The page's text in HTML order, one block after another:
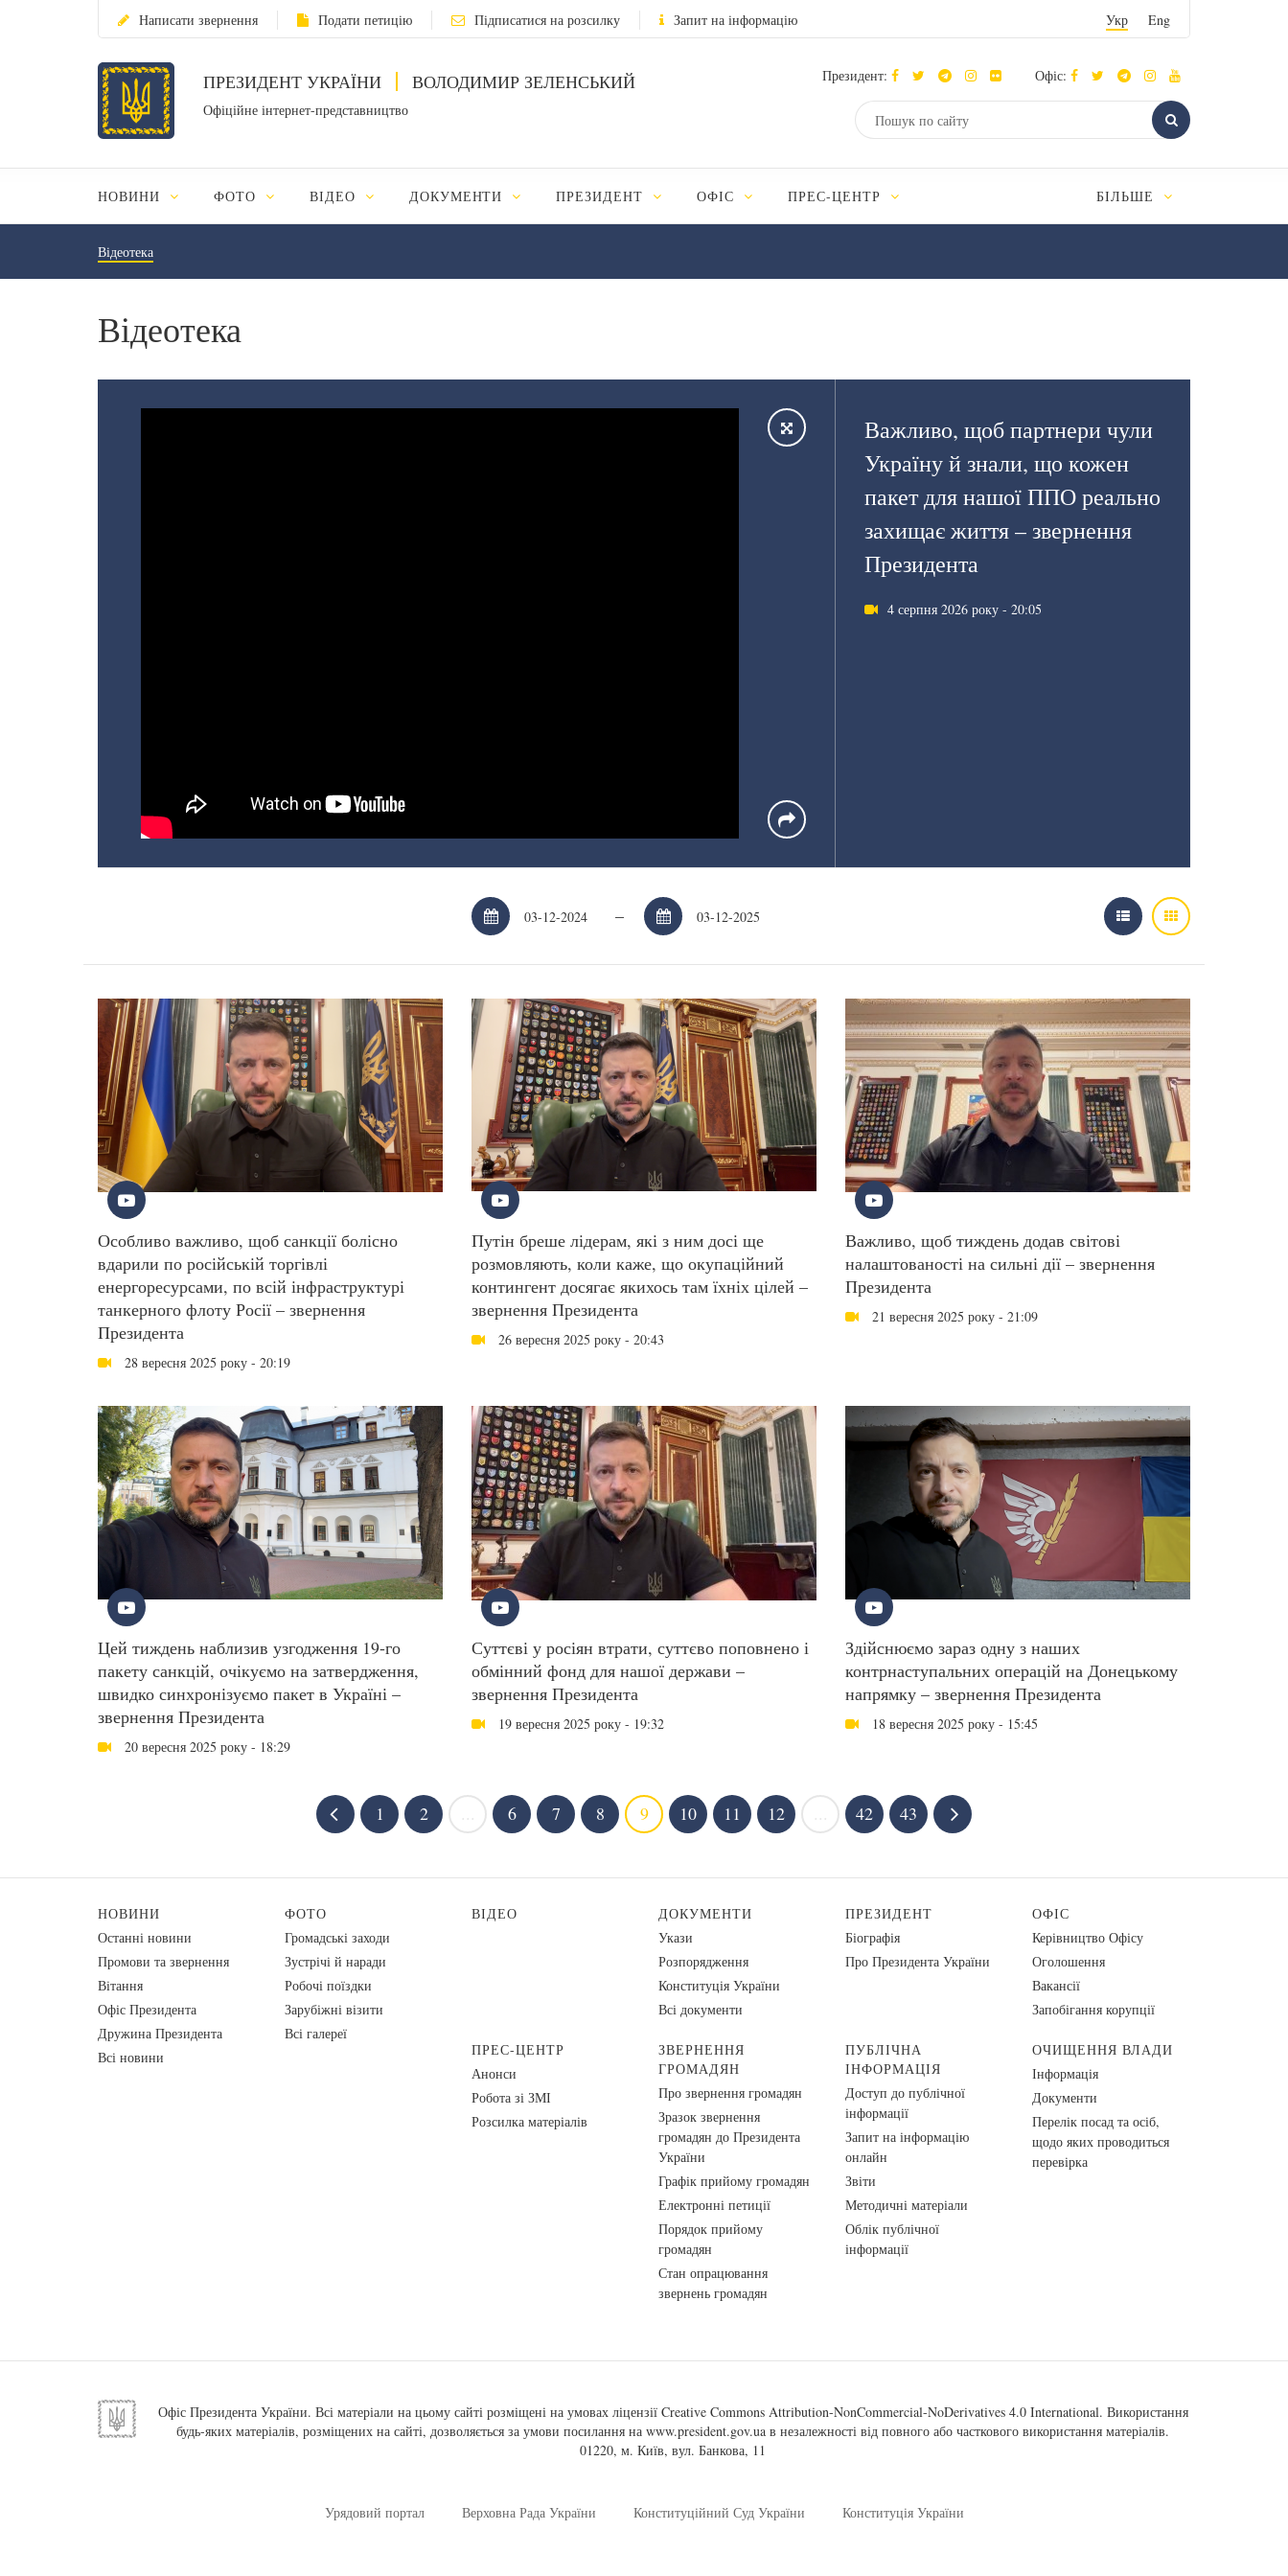
Написати звернення Подати петицію Підписатися на розсилку Запит на інформацію Укр Eng
ПРЕЗИДЕНТ УКРАЇНИ ВОЛОДИМИР ЗЕЛЕНСЬКИЙ
Офіційне інтернет-представництво
Президент: Офіс:
НОВИНИ ФОТО ВІДЕО ДОКУМЕНТИ ПРЕЗИДЕНТ ОФІС ПРЕС-ЦЕНТР БІЛЬШЕ
Відеотека
Відеотека
Важливо, щоб партнери чули
Україну й знали, що кожен
пакет для нашої ППО реально
захищає життя – звернення
Президента
4 серпня 2026 року - 20:05
–
Особливо важливо, щоб санкції болісно
вдарили по російській торгівлі
енергоресурсами, по всій інфраструктурі
танкерного флоту Росії – звернення
Президента
28 вересня 2025 року - 20:19
Путін бреше лідерам, які з ним досі ще
розмовляють, коли каже, що окупаційний
контингент досягає якихось там їхніх цілей –
звернення Президента
26 вересня 2025 року - 20:43
Важливо, щоб тиждень додав світові
налаштованості на сильні дії – звернення
Президента
21 вересня 2025 року - 21:09
Цей тиждень наблизив узгодження 19-го
пакету санкцій, очікуємо на затвердження,
швидко синхронізуємо пакет в Україні –
звернення Президента
20 вересня 2025 року - 18:29
Суттєві у росіян втрати, суттєво поповнено і
обмінний фонд для нашої держави –
звернення Президента
19 вересня 2025 року - 19:32
Здійснюємо зараз одну з наших
контрнаступальних операцій на Донецькому
напрямку – звернення Президента
18 вересня 2025 року - 15:45
1 2 6 7 8 9 10 11 12 42 43
НОВИНИ
Останні новини
Промови та звернення
Вiтання
Офіс Президента
Дружина Президента
Всі новини
ФОТО
Громадські заходи
Зустрічі й наради
Робочі поїздки
Зарубіжні візити
Всі галереї
ВІДЕО
ДОКУМЕНТИ
Укази
Розпорядження
Конституція України
Всі документи
ПРЕЗИДЕНТ
Біографія
Про Президента України
ОФІС
Керівництво Офісу
Оголошення
Вакансії
Запобігання корупції
ПРЕС-ЦЕНТР
Анонси
Робота зі ЗМІ
Розсилка матеріалів
ЗВЕРНЕННЯ
ГРОМАДЯН
Про звернення громадян
Зразок звернення
громадян до Президента
України
Графік прийому громадян
Електронні петиції
Порядок прийому
громадян
Стан опрацювання
звернень громадян
ПУБЛІЧНА
ІНФОРМАЦІЯ
Доступ до публічної
інформації
Запит на інформацію
онлайн
Звіти
Методичні матеріали
Облік публічної
інформації
ОЧИЩЕННЯ ВЛАДИ
Інформація
Документи
Перелік посад та осіб,
щодо яких проводиться
перевірка
Офіс Президента України. Всі матеріали на цьому сайті розміщені на умовах ліцензії Creative Commons Attribution-NonCommercial-NoDerivatives 4.0 International. Використання
будь-яких матеріалів, розміщених на сайті, дозволяється за умови посилання на www.president.gov.ua в незалежності від повного або часткового використання матеріалів.
01220, м. Київ, вул. Банкова, 11
Урядовий портал Верховна Рада України Конституційний Суд України Конституція України